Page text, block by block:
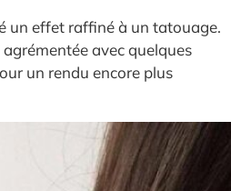
un effet raffiné à un tatouage.
avec quelques
un rendu encore plus